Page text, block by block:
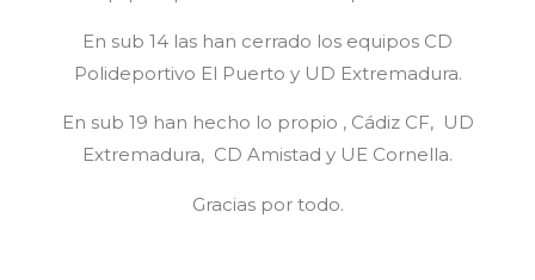
En sub 14 las han cerrado los equipos CD
Polideportivo El Puerto y UD Extremadura.
En sub 19 han hecho lo propio , Cádiz CF, UD
Extremadura, CD Amistad y UE Cornella.
Gracias por todo.